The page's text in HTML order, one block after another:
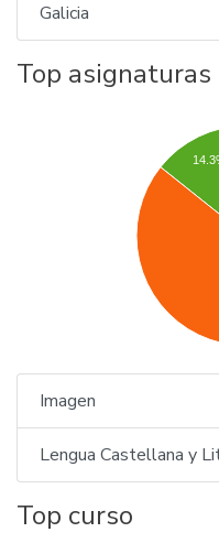
Galicia
Top asignaturas
Imagen
Lengua Castellana y
Top curso